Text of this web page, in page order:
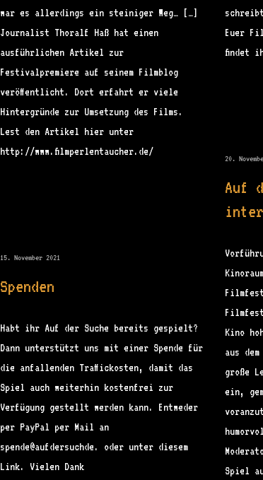
war es allerdings ein steiniger Weg… […]
Journalist Thoralf Haß hat einen
ausführlichen Artikel zur
Festivalpremiere auf seinem Filmblog
veröffentlicht. Dort erfahrt er viele
Hintergründe zur Umsetzung des Films.
Lest den Artikel hier unter
http://www.filmperlentaucher.de/
Euer
findet
20.
Auf
Kino
aus
große
ein,
Spiel
15. November 2021
Spenden
Habt ihr Auf der Suche bereits gespielt?
Dann unterstützt uns mit einer Spende für
die anfallenden Traffickosten, damit das
Spiel auch weiterhin kostenfrei zur
Verfügung gestellt werden kann. Entweder
per PayPal per Mail an
spende@aufdersuchde. oder unter diesem
Link. Vielen Dank